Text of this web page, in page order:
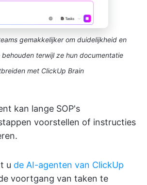
gemakkelijker om duidelijkheid en
terwijl ze hun documentatie
met ClickUp Brain
kan lange SOP's
voorstellen of instructies
u de AI-agenten van ClickUp
voortgang van taken te